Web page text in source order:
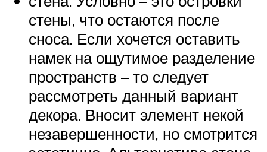
стены, что остаются после
сноса. Если хочется оставить
намек на ощутимое разделение
пространств – то следует
рассмотреть данный вариант
декора. Вносит элемент некой
незавершенности, но смотрится